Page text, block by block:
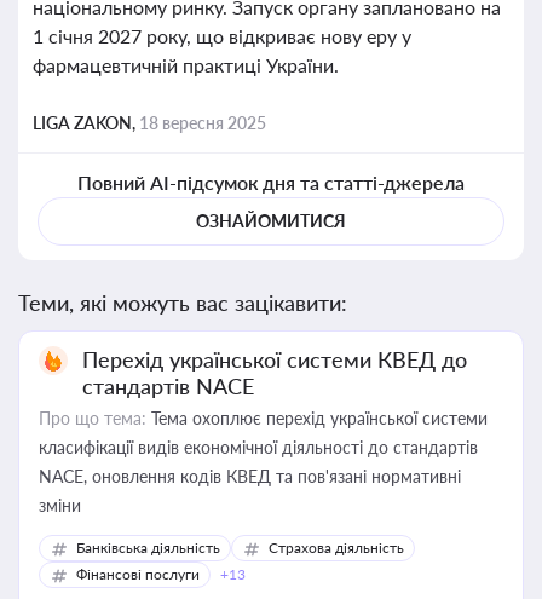
національному ринку. Запуск органу заплановано на
1 січня 2027 року, що відкриває нову еру у
фармацевтичній практиці України.
LIGA ZAKON, 18 вересня 2025
Повний AI-підсумок дня та статті-джерела
ОЗНАЙОМИТИСЯ
Теми, які можуть вас зацікавити:
Перехід української системи КВЕД до
стандартів NACE
Про що тема: Тема охоплює перехід української системи
класифікації видів економічної діяльності до стандартів
NACE, оновлення кодів КВЕД та пов'язані нормативні
зміни
Банківська діяльність
Страхова діяльність
Фінансові послуги
+13